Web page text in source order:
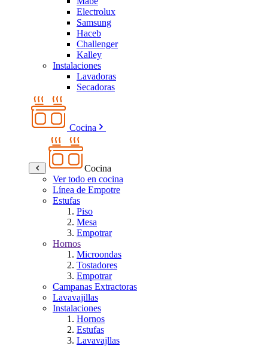
Electrolux
Samsung
Haceb
Challenger
Kalley
Instalaciones
Lavadoras
Secadoras
Cocina
Cocina
Ver todo en cocina
Línea de Empotre
Estufas
Piso
Mesa
Empotrar
Hornos
Microondas
Tostadores
Empotrar
Campanas Extractoras
Lavavajillas
Instalaciones
Hornos
Estufas
Lavavajllas